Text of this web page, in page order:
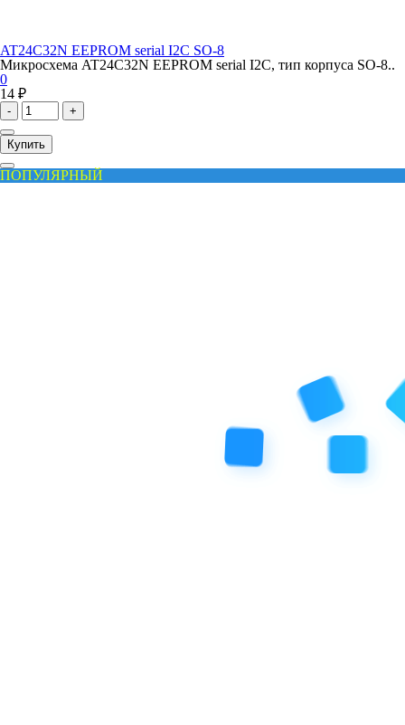
AT24C32N EEPROM serial I2C SO-8
Микросхема AT24C32N EEPROM serial I2C, тип корпуса SO-8..
0
14 ₽
- +
Купить
ПОПУЛЯРНЫЙ